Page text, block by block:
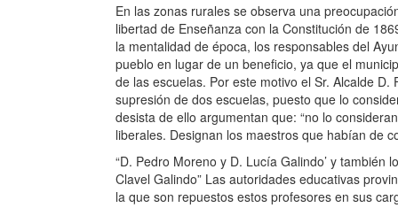
En las zonas rurales se observa una
libertad de Enseñanza con la Constitución de
la mentalidad de época, los responsables del
pueblo en lugar de un beneficio, ya que el
de las escuelas. Por este motivo el Sr. Alcalde
supresión de dos escuelas, puesto que lo
desista de ello argumentan que: “no lo
liberales. Designan los maestros que habían de
“D. Pedro Moreno y D. Lucía Galindo’ y también
Clavel Galindo” Las autoridades educativas
la que son repuestos estos profesores en sus